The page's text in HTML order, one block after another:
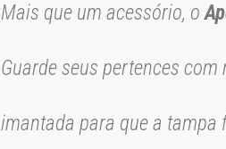
Mais que um acessório, o
Guarde seus pertences com
imantada para que a tampa